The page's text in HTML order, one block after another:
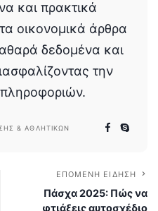
και πρακτικά
οικονομικά άρθρα
δεδομένα και
την
& ΑΘΛΗΤΙΚΏΝ
ΕΠΌΜΕΝΗ ΕΊΔΗΣΗ
Πάσχα 2025: Πώς να
φτιάξεις αυτοσχέδιο